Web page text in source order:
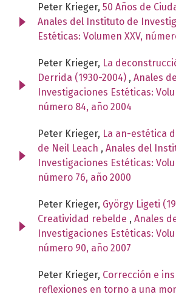
Peter Krieger, 50 Años de
Anales del Instituto de
Estéticas: Volumen XXV,
Peter Krieger, La
Derrida (1930-2004) , Anales
Investigaciones Estéticas:
número 84, año 2004
Peter Krieger, La an-estética
de Neil Leach , Anales del
Investigaciones Estéticas:
número 76, año 2000
Peter Krieger, György Ligeti
Creatividad rebelde , Anales
Investigaciones Estéticas:
número 90, año 2007
Peter Krieger, Corrección e
reflexiones en torno a una